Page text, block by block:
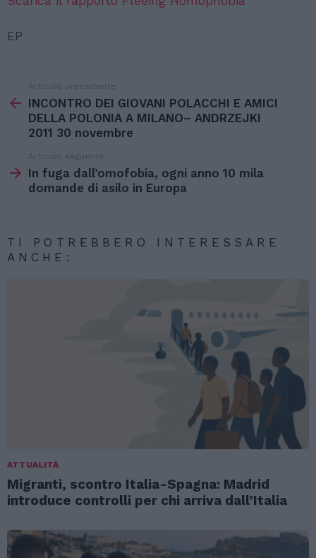
EP
di
Articolo precedente
INCONTRO DEI GIOVANI POLACCHI E AMICI
DELLA POLONIA A MILANO– ANDRZEJKI
2011 30 novembre
Articolo seguente
In fuga dall’omofobia, ogni anno 10 mila
domande di asilo in Europa
TI POTREBBERO INTERESSARE
ANCHE:
ATTUALITÀ
Migranti, scontro Italia-Spagna: Madrid
introduce controlli per chi arriva dall’Italia